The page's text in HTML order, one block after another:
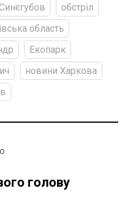
обстріл
область
Екопарк
новини Харкова
голову